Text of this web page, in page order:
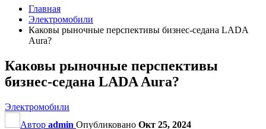
Главная
Электромобили
Каковы рыночные перспективы бизнес-седана LADA
Aura?
Каковы рыночные перспективы
бизнес-седана LADA Aura?
Электромобили
Автор admin Опубликовано Окт 25, 2024